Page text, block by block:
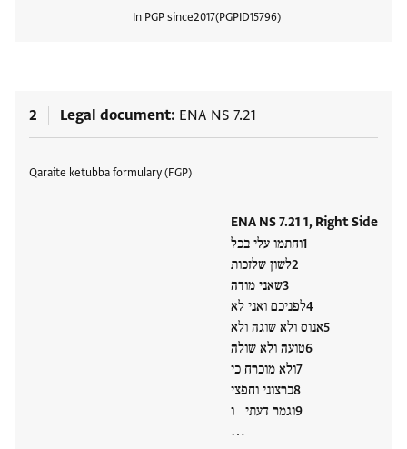
In PGP since2017 PGPID15796
2 Legal document ENA NS 7.21
Qaraite ketubba formulary (FGP)
ENA NS 7.21 1, Right Side
וחתמו עלי בכל
לשון שלזכות
שאני מודה
לפניכם ואני לא
אנוס ולא שוגה ולא
טועה ולא שולה
ולא מוכרח כי
ברצוני וחפצי
וגמר דעתי ו
…